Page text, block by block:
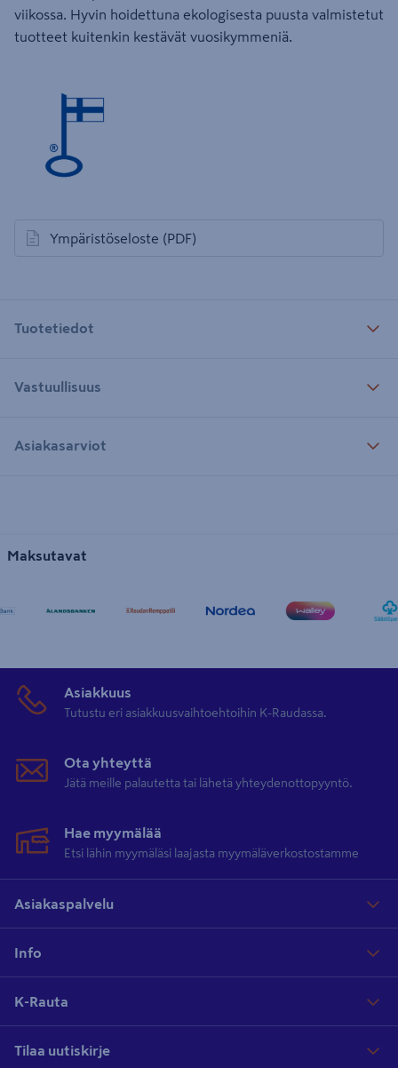
viikossa. Hyvin hoidettuna ekologisesta puusta valmistetut
tuotteet kuitenkin kestävät vuosikymmeniä.
Ympäristöseloste (PDF)
avautuu uuteen välilehteen
Tuotetiedot
Vastuullisuus
Asiakasarviot
Maksutavat
Asiakkuus
Tutustu eri asiakkuusvaihtoehtoihin K-Raudassa.
Ota yhteyttä
Jätä meille palautetta tai lähetä yhteydenottopyyntö.
Hae myymälää
Etsi lähin myymäläsi laajasta myymäläverkostostamme
Asiakaspalvelu
Info
K-Rauta
Tilaa uutiskirje